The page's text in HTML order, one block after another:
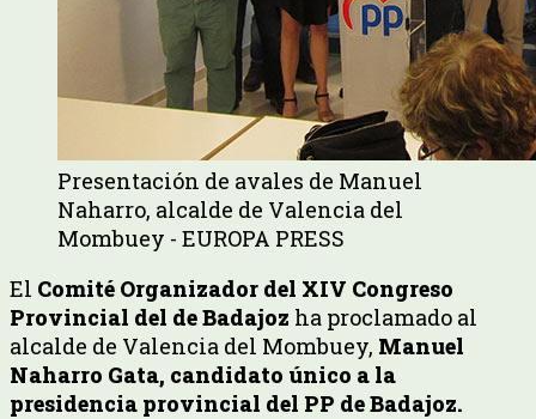
Presentación de avales de Manuel
Naharro, alcalde de Valencia del
Mombuey - EUROPA PRESS
El Comité Organizador del XIV Congreso
Provincial del de Badajoz ha proclamado al
alcalde de Valencia del Mombuey, Manuel
Naharro Gata, candidato único a la
presidencia provincial del PP de Badajoz.